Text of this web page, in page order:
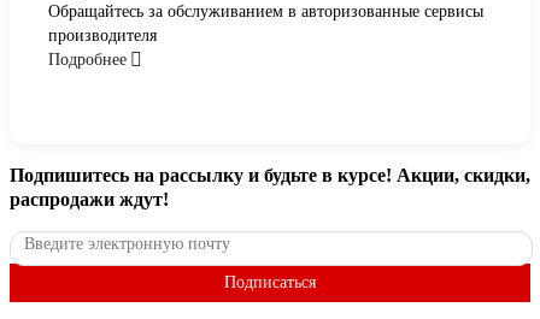
Обращайтесь за обслуживанием в авторизованные сервисы
производителя
Подробнее
Подпишитесь на рассылку и будьте в курсе! Акции, скидки,
распродажи ждут!
Подписаться